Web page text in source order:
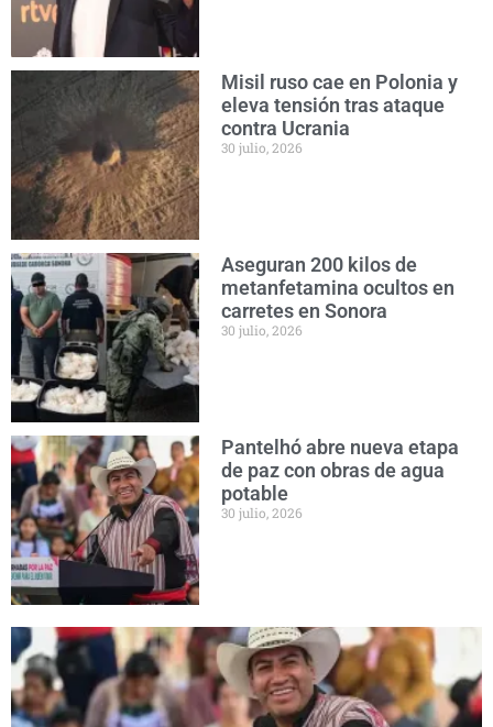
Misil ruso cae en Polonia y
eleva tensión tras ataque
contra Ucrania
30 julio, 2026
Aseguran 200 kilos de
metanfetamina ocultos en
carretes en Sonora
30 julio, 2026
Pantelhó abre nueva etapa
de paz con obras de agua
potable
30 julio, 2026